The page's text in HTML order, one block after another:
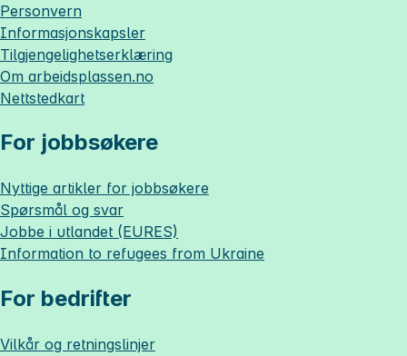
Personvern
Informasjonskapsler
Tilgjengelighetserklæring
Om arbeidsplassen.no
Nettstedkart
For jobbsøkere
Nyttige artikler for jobbsøkere
Spørsmål og svar
Jobbe i utlandet (EURES)
Information to refugees from Ukraine
For bedrifter
Vilkår og retningslinjer